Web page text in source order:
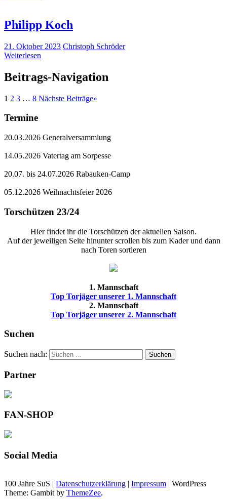
Philipp Koch
21. Oktober 2023 Christoph Schröder
Weiterlesen
Beitrags-Navigation
1 2 3 … 8 Nächste Beiträge»
Termine
20.03.2026 Generalversammlung
14.05.2026 Vatertag am Sorpesse
20.07. bis 24.07.2026 Rabauken-Camp
05.12.2026 Weihnachtsfeier 2026
Torschützen 23/24
Hier findet ihr die Torschützen der aktuellen Saison.
Auf der jeweiligen Seite hinunter scrollen bis zum Kader und dann
nach Toren sortieren
1. Mannschaft
Top Torjäger unserer 1. Mannschaft
2. Mannschaft
Top Torjäger unserer 2. Mannschaft
Suchen
Suchen nach: Suchen
Partner
FAN-SHOP
Social Media
100 Jahre SuS | Datenschutzerklärung | Impressum | WordPress
Theme: Gambit by ThemeZee.